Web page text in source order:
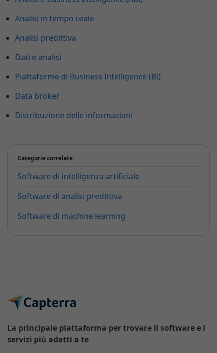
Analisi in tempo reale
Analisi predittiva
Dati e analisi
Piattaforme di Business Intelligence (BI)
Data broker
Distribuzione delle informazioni
Categorie correlate
Software di intelligenza artificiale
Software di analisi predittiva
Software di machine learning
La principale piattaforma per trovare il software e i
servizi più adatti a te